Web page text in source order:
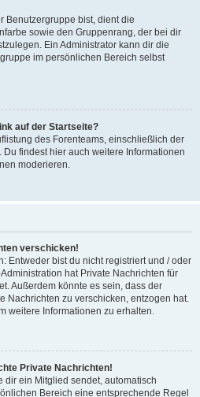
Benutzergruppe bist, dient die
sowie den Gruppenrang, der bei dir
Ein Administrator kann dir die
im persönlichen Bereich selbst
auf der Startseite?
des Forenteams, einschließlich der
findest hier auch weitere Informationen
moderieren.
verschicken!
Entweder bist du nicht registriert und / oder
hat Private Nachrichten für
Außerdem könnte es sein, dass der
Nachrichten zu verschicken, entzogen hat.
weitere Informationen zu erhalten.
Private Nachrichten!
dir ein Mitglied sendet, automatisch
Bereich eine entsprechende Regel